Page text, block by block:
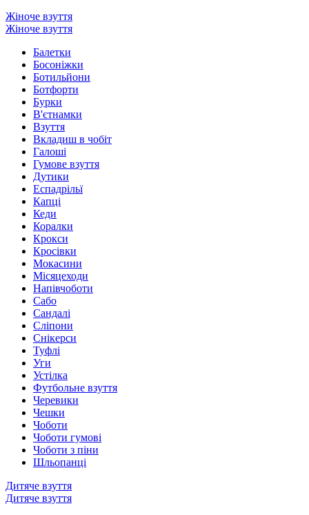
Жіноче взуття
Жіноче взуття
Балетки
Босоніжки
Ботильйони
Ботфорти
Бурки
В'єтнамки
Взуття
Вкладиш в чобіт
Галоші
Гумове взуття
Дутики
Еспадрільї
Капці
Кеди
Коралки
Крокси
Кросівки
Мокасини
Місяцеходи
Напівчоботи
Сабо
Сандалі
Сліпони
Снікерси
Туфлі
Уги
Устілка
Футбольне взуття
Черевики
Чешки
Чоботи
Чоботи гумові
Чоботи з піни
Шльопанці
Дитяче взуття
Дитяче взуття